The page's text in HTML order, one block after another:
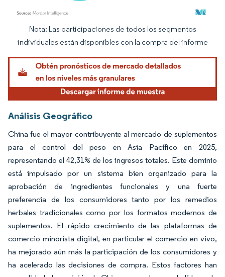
Imagen © Mordor Intelligence. El uso requiere atribución según CC BY 4.0.
Nota: Las participaciones de todos los segmentos
individuales están disponibles con la compra del informe
Análisis Geográfico
China fue el mayor contribuyente al mercado de suplementos
para el control del peso en Asia Pacífico en 2025,
representando el 42,31% de los ingresos totales. Este dominio
está impulsado por un sistema bien organizado para la
aprobación de ingredientes funcionales y una fuerte
preferencia de los consumidores tanto por los remedios
herbales tradicionales como por los formatos modernos de
suplementos. El rápido crecimiento de las plataformas de
comercio minorista digital, en particular el comercio en vivo,
ha mejorado aún más la participación de los consumidores y
ha acelerado las decisiones de compra. Estos factores han